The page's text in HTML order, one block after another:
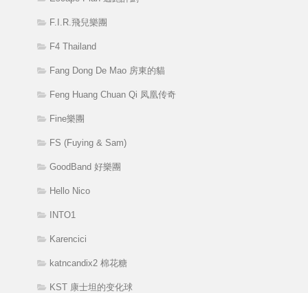
F.I.R.飛兒樂團
F4 Thailand
Fang Dong De Mao 房東的貓
Feng Huang Chuan Qi 凤凰传奇
Fine樂團
FS (Fuying & Sam)
GoodBand 好樂團
Hello Nico
INTO1
Karencici
katncandix2 棉花糖
KST 康士坦的变化球